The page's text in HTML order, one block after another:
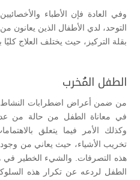
وفي العادة فإن الأطباء
التوحد، لدي الأطفال الذين يعانون
بقلة التركيز، حيث يختلف العلاج
الطفل المُخرب
من ضمن أعراض اضطرابات النشاط
في معاناة الطفل من حالة من
وكذلك الأمر فيما يتعلق
تخريب الأشياء، حيث يعاني من
هذه التصرفات. والشيء الخطير في
الطفل لردعه عن تكرار هذه